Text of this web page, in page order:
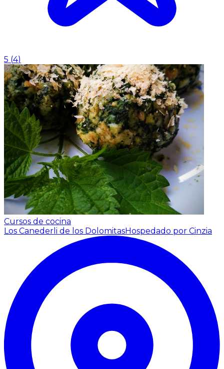
5 (4)
Cursos de cocina
Los Canederli de los DolomitasHospedado por Cinzia